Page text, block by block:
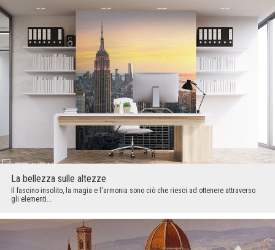
La bellezza sulle altezze
Il fascino insolito, la magia e l'armonia sono ciò che riesci ad ottenere attraverso
gli elementi...